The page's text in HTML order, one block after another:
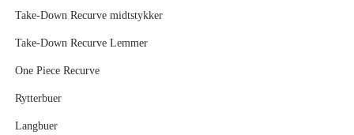
Take-Down Recurve midtstykker
Take-Down Recurve Lemmer
One Piece Recurve
Rytterbuer
Langbuer